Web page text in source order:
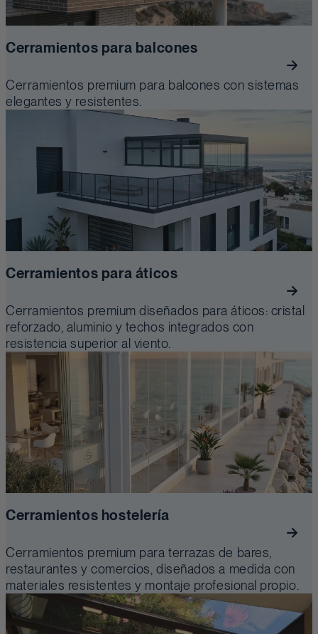
Cerramientos para balcones
Cerramientos premium para balcones con sistemas
elegantes y resistentes.
Cerramientos para áticos
Cerramientos premium diseñados para áticos: cristal
reforzado, aluminio y techos integrados con
resistencia superior al viento.
Cerramientos hostelería
Cerramientos premium para terrazas de bares,
restaurantes y comercios, diseñados a medida con
materiales resistentes y montaje profesional propio.